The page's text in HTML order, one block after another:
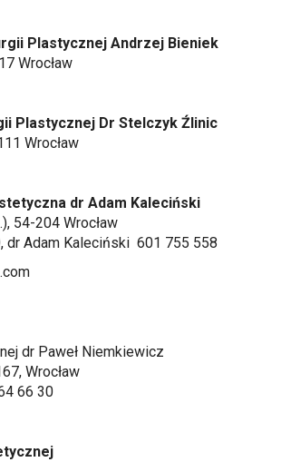
Plastycznej Andrzej Bieniek
Wrocław
Plastycznej Dr Stelczyk Źlinic
Wrocław
dr Adam Kaleciński
54-204 Wrocław
dr Adam Kaleciński 601 755 558
dr Paweł Niemkiewicz
Wrocław
66 30